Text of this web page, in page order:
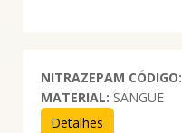
NITRAZEPAM CÓDIGO:
MATERIAL: SANGUE
Detalhes